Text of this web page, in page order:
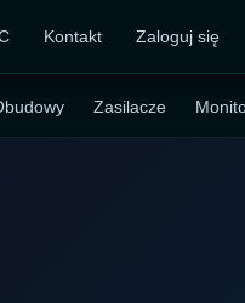
Kontakt Zaloguj się
Zasilacze